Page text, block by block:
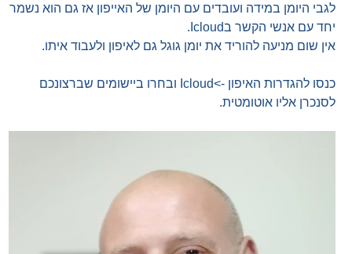
לגבי היומן במידה ועובדים עם היומן של האייפון אז גם הוא נשמר
יחד עם אנשי הקשר בIcloud.
אין שום מניעה להוריד את יומן גוגל גם לאיפון ולעבוד איתו.
כנסו להגדרות האיפון ->Icloud ובחרו ביישומים שברצונכם
לסנכרן אליו אוטומטית.